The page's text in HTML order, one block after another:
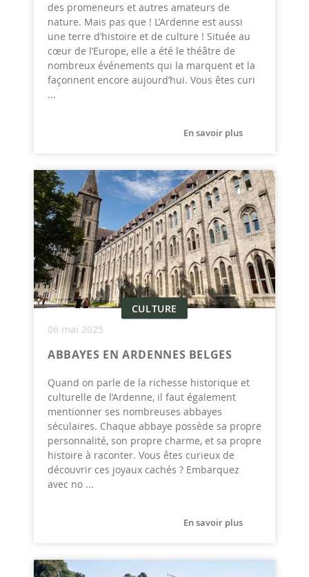
des promeneurs et autres amateurs de
nature. Mais pas que ! L’Ardenne est aussi
une terre d’histoire et de culture ! Située au
cœur de l’Europe, elle a été le théâtre de
nombreux événements qui la marquent et la
façonnent encore aujourd’hui. Vous êtes curi
...
En savoir plus
CULTURE
06 mai 2025
ABBAYES EN ARDENNES BELGES
Quand on parle de la richesse historique et
culturelle de l’Ardenne, il faut également
mentionner ses nombreuses abbayes
séculaires. Chaque abbaye possède sa propre
personnalité, son propre charme, et sa propre
histoire à raconter. Vous êtes curieux de
découvrir ces joyaux cachés ? Embarquez
avec no ...
En savoir plus